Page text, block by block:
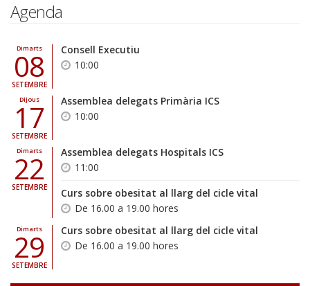
Agenda
Dimarts
08
SETEMBRE
Consell Executiu
10:00
Dijous
17
SETEMBRE
Assemblea delegats Primària ICS
10:00
Dimarts
22
SETEMBRE
Assemblea delegats Hospitals ICS
11:00
Curs sobre obesitat al llarg del cicle vital
De 16.00 a 19.00 hores
Dimarts
29
SETEMBRE
Curs sobre obesitat al llarg del cicle vital
De 16.00 a 19.00 hores